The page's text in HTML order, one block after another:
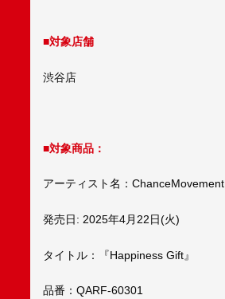
■対象店舗
渋谷店
■対象商品：
アーティスト名：ChanceMovement
発売日: 2025年4月22日(火)
タイトル：『Happiness Gift』
品番：QARF-60301